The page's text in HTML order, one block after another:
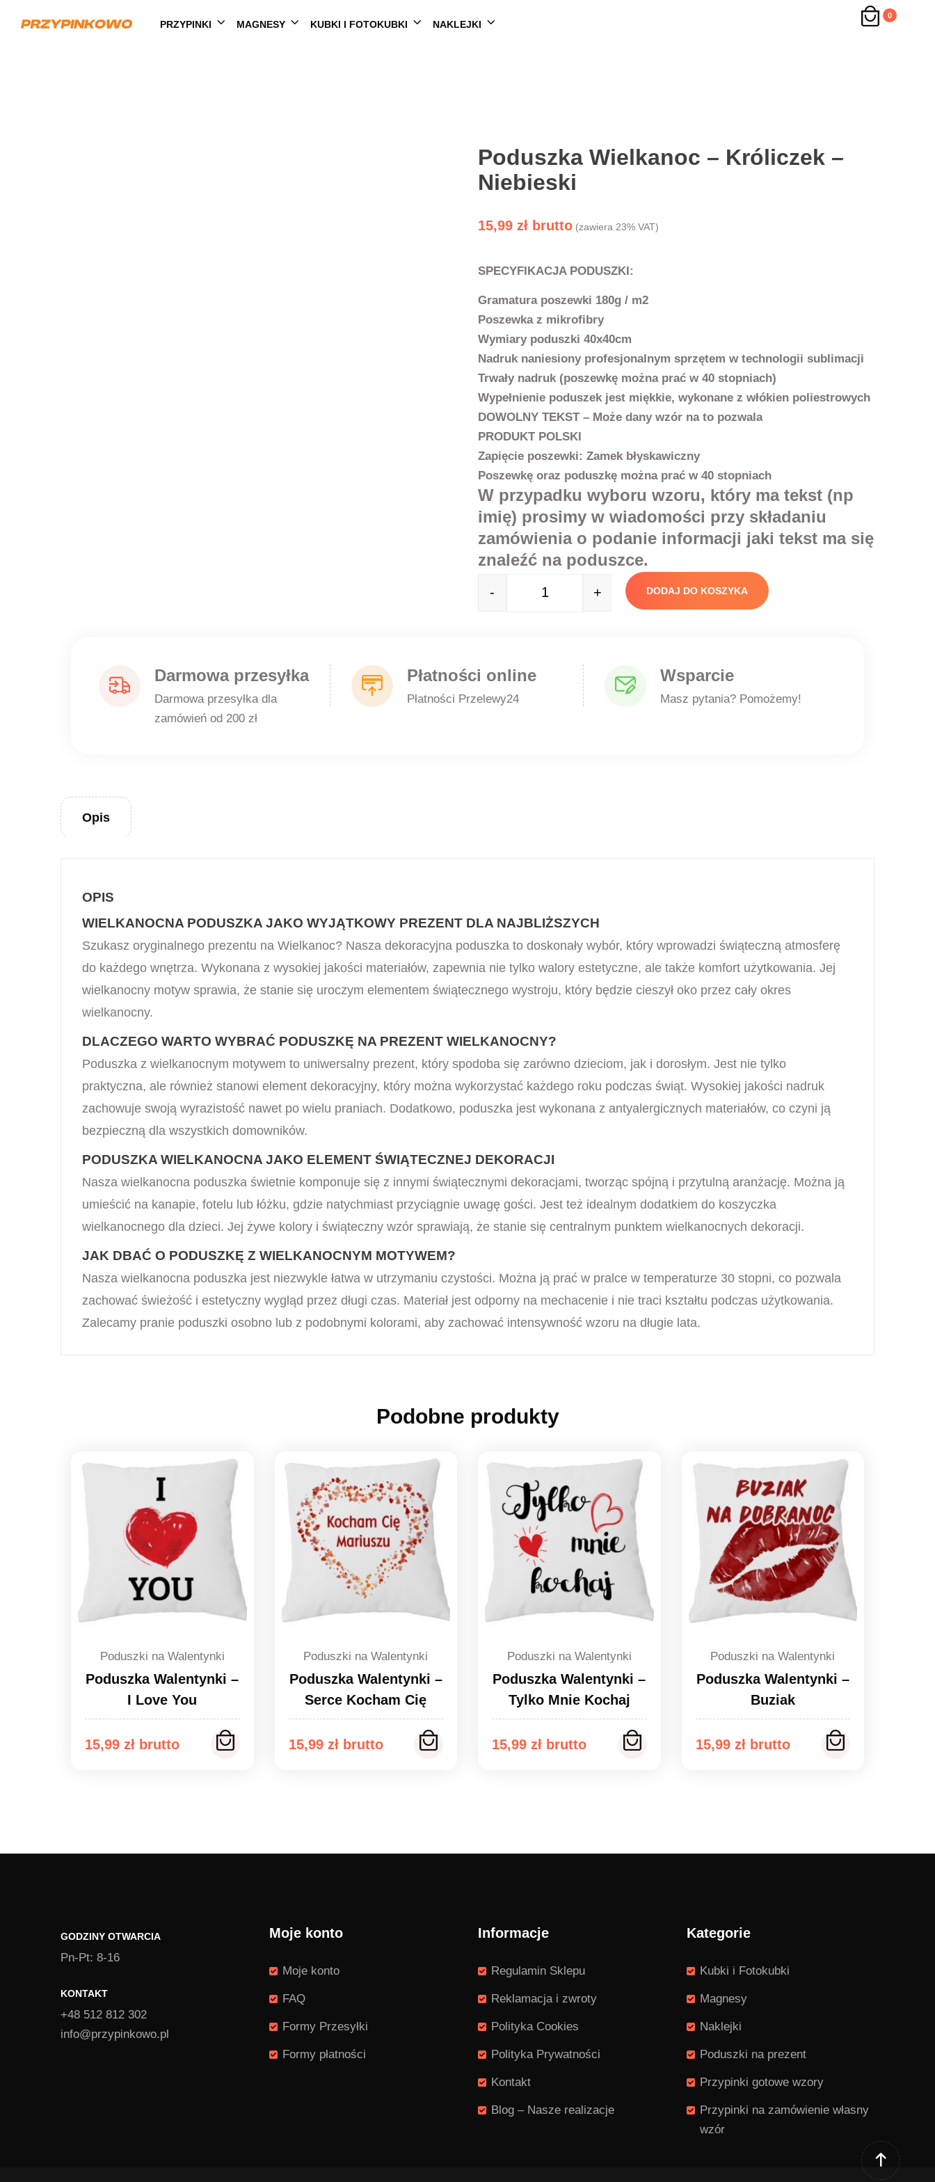
PRZYPINKI MAGNESY KUBKI I FOTOKUBKI NAKLEJKI
0
Poduszka Wielkanoc – Króliczek –
Niebieski
15,99 zł (zawiera 23% VAT)
SPECYFIKACJA PODUSZKI:
Gramatura poszewki 180g / m2
Poszewka z mikrofibry
Wymiary poduszki 40x40cm
Nadruk naniesiony profesjonalnym sprzętem w technologii sublimacji
Trwały nadruk (poszewkę można prać w 40 stopniach)
Wypełnienie poduszek jest miękkie, wykonane z włókien poliestrowych
DOWOLNY TEKST – Może dany wzór na to pozwala
PRODUKT POLSKI
Zapięcie poszewki: Zamek błyskawiczny
Poszewkę oraz poduszkę można prać w 40 stopniach
W przypadku wyboru wzoru, który ma tekst (np
imię) prosimy w wiadomości przy składaniu
zamówienia o podanie informacji jaki tekst ma się
znaleźć na poduszce.
Quantity
- + DODAJ DO KOSZYKA
Darmowa przesyłka
Darmowa przesyłka dla
zamówień od 200 zł
Płatności online
Płatności Przelewy24
Wsparcie
Masz pytania? Pomożemy!
Opis
OPIS
WIELKANOCNA PODUSZKA JAKO WYJĄTKOWY PREZENT DLA NAJBLIŻSZYCH
Szukasz oryginalnego prezentu na Wielkanoc? Nasza dekoracyjna poduszka to doskonały wybór, który wprowadzi świąteczną atmosferę
do każdego wnętrza. Wykonana z wysokiej jakości materiałów, zapewnia nie tylko walory estetyczne, ale także komfort użytkowania. Jej
wielkanocny motyw sprawia, że stanie się uroczym elementem świątecznego wystroju, który będzie cieszył oko przez cały okres
wielkanocny.
DLACZEGO WARTO WYBRAĆ PODUSZKĘ NA PREZENT WIELKANOCNY?
Poduszka z wielkanocnym motywem to uniwersalny prezent, który spodoba się zarówno dzieciom, jak i dorosłym. Jest nie tylko
praktyczna, ale również stanowi element dekoracyjny, który można wykorzystać każdego roku podczas świąt. Wysokiej jakości nadruk
zachowuje swoją wyrazistość nawet po wielu praniach. Dodatkowo, poduszka jest wykonana z antyalergicznych materiałów, co czyni ją
bezpieczną dla wszystkich domowników.
PODUSZKA WIELKANOCNA JAKO ELEMENT ŚWIĄTECZNEJ DEKORACJI
Nasza wielkanocna poduszka świetnie komponuje się z innymi świątecznymi dekoracjami, tworząc spójną i przytulną aranżację. Można ją
umieścić na kanapie, fotelu lub łóżku, gdzie natychmiast przyciągnie uwagę gości. Jest też idealnym dodatkiem do koszyczka
wielkanocnego dla dzieci. Jej żywe kolory i świąteczny wzór sprawiają, że stanie się centralnym punktem wielkanocnych dekoracji.
JAK DBAĆ O PODUSZKĘ Z WIELKANOCNYM MOTYWEM?
Nasza wielkanocna poduszka jest niezwykle łatwa w utrzymaniu czystości. Można ją prać w pralce w temperaturze 30 stopni, co pozwala
zachować świeżość i estetyczny wygląd przez długi czas. Materiał jest odporny na mechacenie i nie traci kształtu podczas użytkowania.
Zalecamy pranie poduszki osobno lub z podobnymi kolorami, aby zachować intensywność wzoru na długie lata.
Podobne produkty
Poduszki na Walentynki
Poduszka Walentynki –
I Love You
15,99 zł
Poduszki na Walentynki
Poduszka Walentynki –
Serce Kocham Cię
15,99 zł
Poduszki na Walentynki
Poduszka Walentynki –
Tylko Mnie Kochaj
15,99 zł
Poduszki na Walentynki
Poduszka Walentynki –
Buziak
15,99 zł
GODZINY OTWARCIA
Pn-Pt: 8-16
KONTAKT
+48 512 812 302
info@przypinkowo.pl
Moje konto
Moje konto
FAQ
Formy Przesyłki
Formy płatności
Informacje
Regulamin Sklepu
Reklamacja i zwroty
Polityka Cookies
Polityka Prywatności
Kontakt
Blog – Nasze realizacje
Kategorie
Kubki i Fotokubki
Magnesy
Naklejki
Poduszki na prezent
Przypinki gotowe wzory
Przypinki na zamówienie własny
wzór